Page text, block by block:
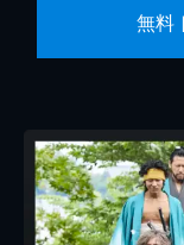
無料